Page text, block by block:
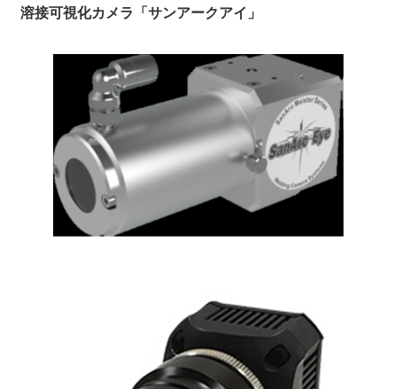
溶接可視化カメラ「サンアークアイ」